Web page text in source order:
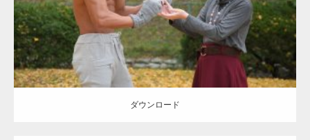
ダウンロード
ダウンロード